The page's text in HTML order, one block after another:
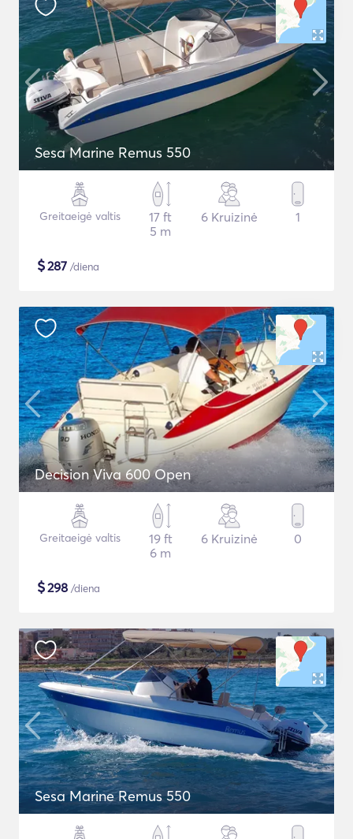
Sesa Marine Remus 550
Greitaeigė valtis
17 ft
5 m
6 Kruizinė 1
$287 /diena
Decision Viva 600 Open
Greitaeigė valtis
19 ft
6 m
6 Kruizinė 0
$298 /diena
Sesa Marine Remus 550